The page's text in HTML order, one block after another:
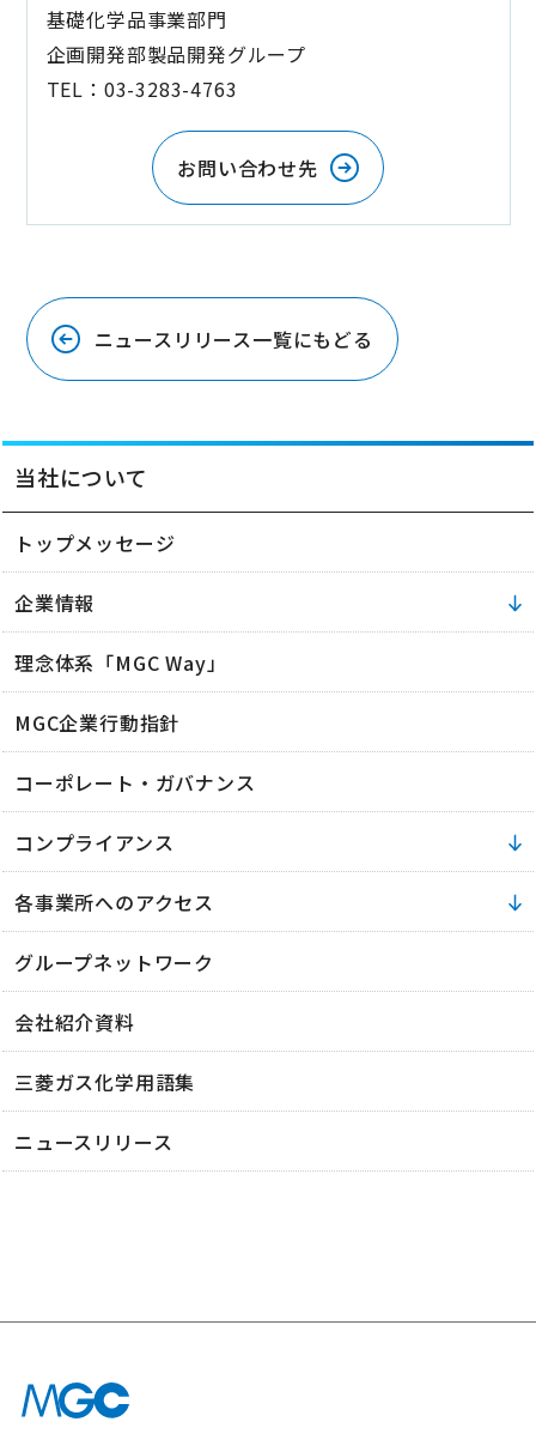
基礎化学品事業部門
企画開発部製品開発グループ
TEL：03-3283-4763
お問い合わせ先
ニュースリリース一覧にもどる
当社について
トップメッセージ
企業情報
理念体系「MGC Way」
MGC企業行動指針
コーポレート・ガバナンス
コンプライアンス
各事業所へのアクセス
グループネットワーク
会社紹介資料
三菱ガス化学用語集
ニュースリリース